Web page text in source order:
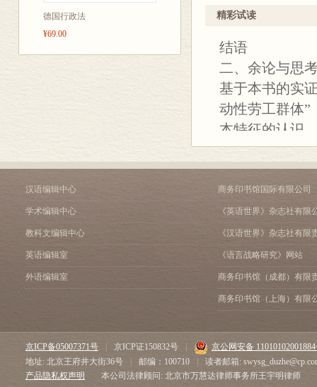
德国行政法
¥69.00
示其因应近代
第六章 抗战前后长江中
第七章 工资与伙食：船
第八章 水神与山神：涟
第九章 水路歌传唱：从
结语
精彩试读
结语
二、余论与思
基于本书的实
动性劳工群体”
本特征的认识
运输为业，运
故，船民不仅
性。其中，流
们的其他特征
么，流动意味
中国传统文献
侠、移民、流
赋役制度相关
怀，其中关于
徙”等专有的制
民”有别，处置
赋，处置目标
汉语编辑中心
学术编辑中心
教科文编辑中心
英语编辑室
外语编辑室
商务印书馆国际有限公司
《英语世界》杂志社有限
《汉语世界》杂志社有限
《语言战略研究》网站
商务印书馆（成都）有限
商务印书馆（上海）有限
京ICP备05007371号 京ICP证150832号
京公网安备
地址: 北京王府井大街36号
邮编：100710
读者邮箱:
产品隐私权声明
本公司法律顾问: 北京市万慧达律师事务所王宇明律师